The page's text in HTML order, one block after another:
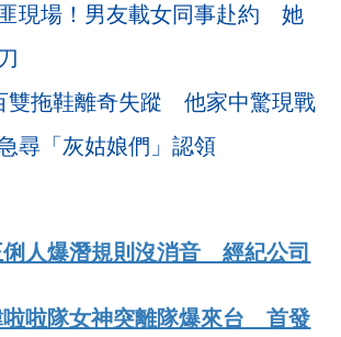
現場！男友載女同事赴約 她
雙拖鞋離奇失蹤 他家中驚現戰
尋「灰姑娘們」認領
俐人爆潛規則沒消音 經紀公司
啦啦隊女神突離隊爆來台 首發